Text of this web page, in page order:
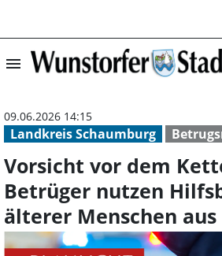
menu
Landkreis Schaumburg
09.06.2026 14:15
Vorsicht vor dem
Betrüger nutzen
älterer Menschen aus